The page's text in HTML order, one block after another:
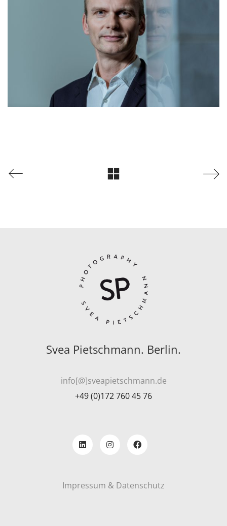
Svea Pietschmann. Berlin.
info[@]sveapietschmann.de
+49 (0)172 760 45 76
Impressum & Datenschutz